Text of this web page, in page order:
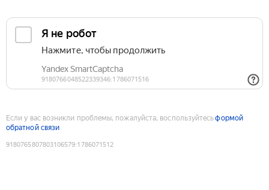
Если у вас возникли проблемы, пожалуйста, воспользуйтесьформой
обратной связи
9180765807803106579:1786071512